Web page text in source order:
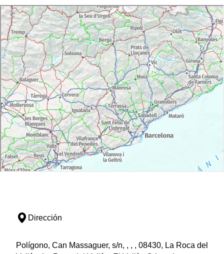
Dirección
Polígono, Can Massaguer, s/n, , , , 08430, La Roca del